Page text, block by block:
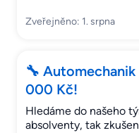
Zveřejněno: 1. srpna
🔧
000 Kč!
Hledáme do našeho
absolventy, tak